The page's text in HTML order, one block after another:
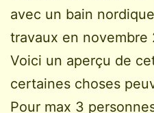
avec un bain nordique
travaux en novembre
Voici un aperçu de
certaines choses
Pour max 3